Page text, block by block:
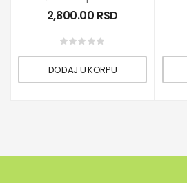
2,800.00 RSD
DODAJ U KORPU